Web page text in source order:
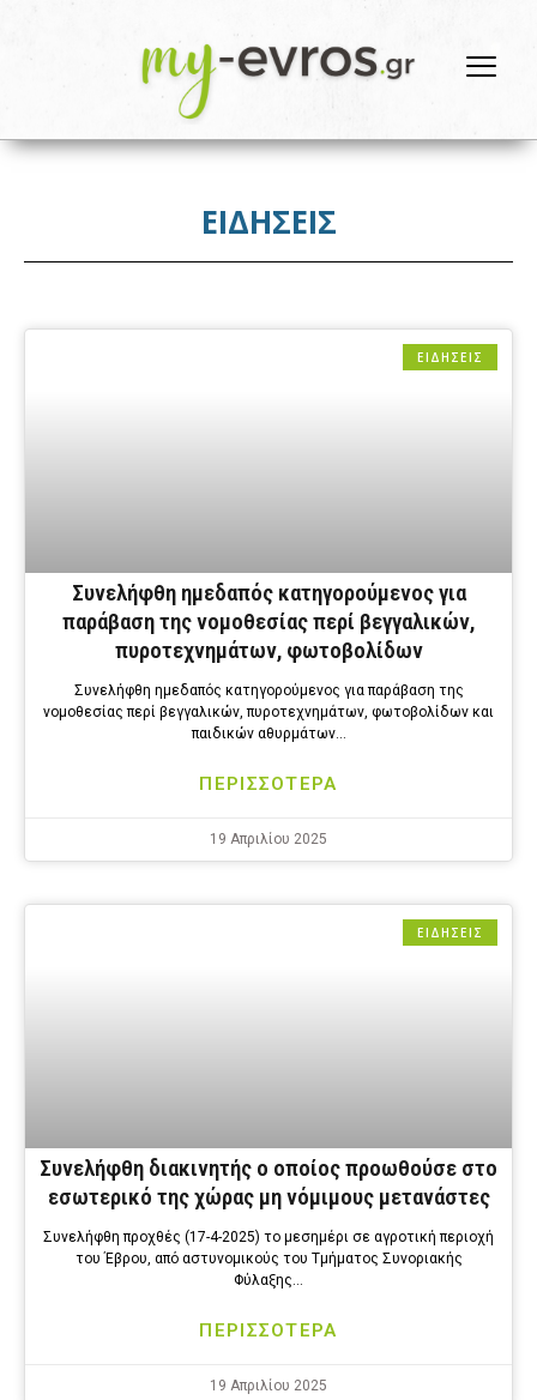
ΕΙΔΗΣΕΙΣ
ΕΙΔΗΣΕΙΣ
Συνελήφθη ημεδαπός κατηγορούμενος για
παράβαση της νομοθεσίας περί βεγγαλικών,
πυροτεχνημάτων, φωτοβολίδων
Συνελήφθη ημεδαπός κατηγορούμενος για παράβαση της
νομοθεσίας περί βεγγαλικών, πυροτεχνημάτων, φωτοβολίδων και
παιδικών αθυρμάτων…
ΠΕΡΙΣΣΟΤΕΡΑ
19 Απριλίου 2025
ΕΙΔΗΣΕΙΣ
Συνελήφθη διακινητής ο οποίος προωθούσε στο
εσωτερικό της χώρας μη νόμιμους μετανάστες
Συνελήφθη προχθές (17-4-2025) το μεσημέρι σε αγροτική περιοχή
του Έβρου, από αστυνομικούς του Τμήματος Συνοριακής
Φύλαξης…
ΠΕΡΙΣΣΟΤΕΡΑ
19 Απριλίου 2025